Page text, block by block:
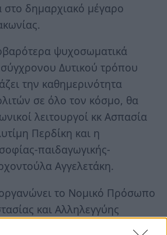
δημαρχιακό μέγαρο
ψυχοσωματικά
Δυτικού τρόπου
την καθημερινότητα
σε όλο τον κόσμο, θα
λειτουργοί κκ Ασπασία
Περδίκη και η
παιδαγωγικής-
Αγγελετάκη.
το Νομικό Πρόσωπο
και Αλληλεγγύης